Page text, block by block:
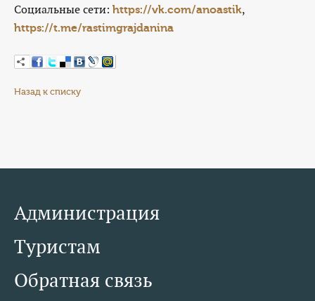
Социальные сети: https://vk.com/anoastik,
https://t.me/rastimgrajdanina
Назад к списку
Администрация
Туристам
Обратная связь